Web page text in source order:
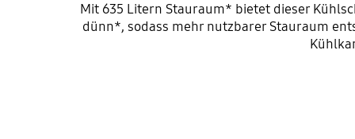
Mit 635 Litern Stauraum* bietet dieser
dünn*, sodass mehr nutzbarer Stauraum